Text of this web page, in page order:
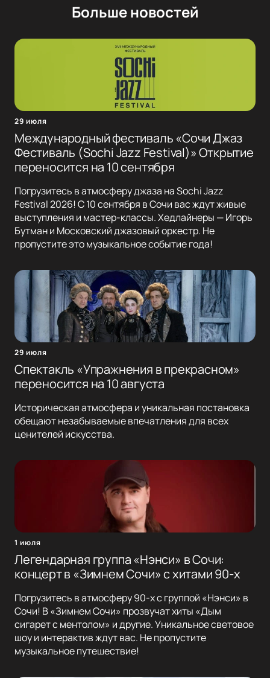
Больше новостей
29 июля
Международный фестиваль «Сочи Джаз
Фестиваль (Sochi Jazz Festival)» Открытие
переносится на 10 сентября
Погрузитесь в атмосферу джаза на Sochi Jazz
Festival 2026! С 10 сентября в Сочи вас ждут живые
выступления и мастер-классы. Хедлайнеры — Игорь
Бутман и Московский джазовый оркестр. Не
пропустите это музыкальное событие года!
29 июля
Спектакль «Упражнения в прекрасном»
переносится на 10 августа
Историческая атмосфера и уникальная постановка
обещают незабываемые впечатления для всех
ценителей искусства.
1 июля
Легендарная группа «Нэнси» в Сочи:
концерт в «Зимнем Сочи» с хитами 90-х
Погрузитесь в атмосферу 90-х с группой «Нэнси» в
Сочи! В «Зимнем Сочи» прозвучат хиты «Дым
сигарет с ментолом» и другие. Уникальное световое
шоу и интерактив ждут вас. Не пропустите
музыкальное путешествие!